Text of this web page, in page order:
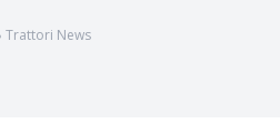
Trattori News